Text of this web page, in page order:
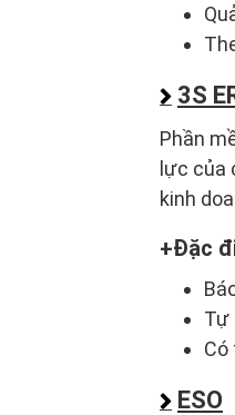
3S
Phần
lực của
kinh
Đặc
Tự
ESO